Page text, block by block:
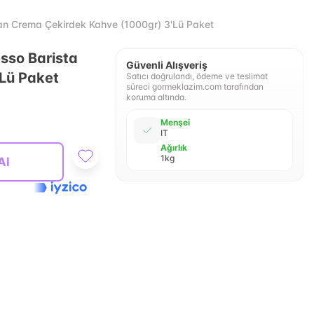
Crema Çekirdek Kahve (1000gr) 3'Lü Paket
Barista
Paket
Güvenli Alışveriş
Satıcı doğrulandı, ödeme ve teslimat
süreci gormeklazim.com tarafından
koruma altında.
Menşei
IT
Ağırlık
1kg